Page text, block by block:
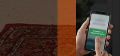
Ремонт
Замена